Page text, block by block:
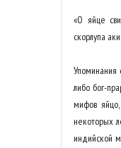
«О яйце
скорлупа
Упоминания
либо бог-
мифов
некоторых
индийской